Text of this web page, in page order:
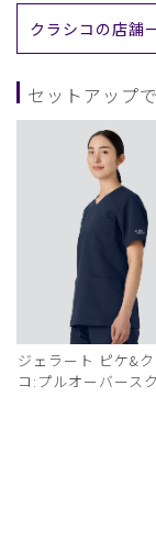
クラシコの店舗
セットアップ
ジェラート ピケ&
コ:プルオーバース